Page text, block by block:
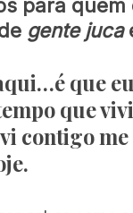
para quem
gente juca
que
que
contigo me